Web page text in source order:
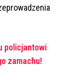
policjantowi
zamachu!